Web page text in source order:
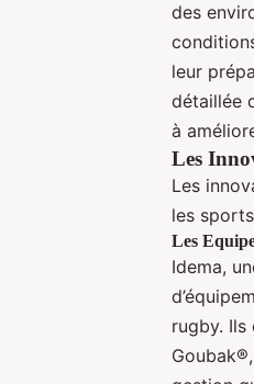
des
leur
détaillée
à
Les
Les
les
Les
Idema,
rugby.